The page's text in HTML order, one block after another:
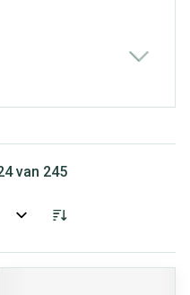
van 245